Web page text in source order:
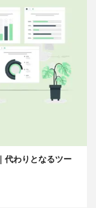
代わりとなるツー